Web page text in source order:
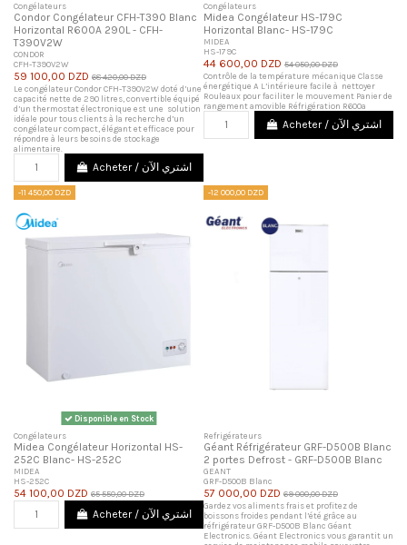
Congélateurs
Condor Congélateur CFH-T390 Blanc
Horizontal R600A 290L - CFH-
T390V2W
CONDOR
CFH-T390V2W
59 100,00 DZD 68 420,00 DZD
Le congélateur Condor CFH-T390V2W doté d’une
capacité nette de 290 litres, convertible équipé
d’un thermostat électronique est une solution
idéale pour tous clients à la recherche d’un
congélateur compact, élégant et efficace pour
répondre à leurs besoins de stockage
alimentaire.
Acheter / اشتري الآن
Congélateurs
Midea Congélateur HS-179C
Horizontal Blanc- HS-179C
MIDEA
HS-179C
44 600,00 DZD 54 050,00 DZD
Contrôle de la température mécanique Classe
énergétique A L’intérieure facile à nettoyer
Rouleaux pour faciliter le mouvement Panier de
rangement amovible Réfrigération R600a
Acheter / اشتري الآن
-11 450,00 DZD
Disponible en Stock
Congélateurs
Midea Congélateur Horizontal HS-
252C Blanc- HS-252C
MIDEA
HS-252C
54 100,00 DZD 65 550,00 DZD
Acheter / اشتري الآن
-12 000,00 DZD
Refrigérateurs
Géant Réfrigérateur GRF-D500B Blanc
2 portes Defrost - GRF-D500B Blanc
GEANT
GRF-D500B Blanc
57 000,00 DZD 69 000,00 DZD
Gardez vos aliments frais et profitez de
boissons froides pendant l’été grâce au
réfrigérateur GRF-D500B Blanc Géant
Electronics. Géant Electronics vous garantit un